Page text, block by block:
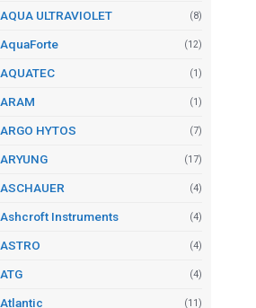
AQUA ULTRAVIOLET (8)
AquaForte (12)
AQUATEC (1)
ARAM (1)
ARGO HYTOS (7)
ARYUNG (17)
ASCHAUER (4)
Ashcroft Instruments (4)
ASTRO (4)
ATG (4)
Atlantic (11)